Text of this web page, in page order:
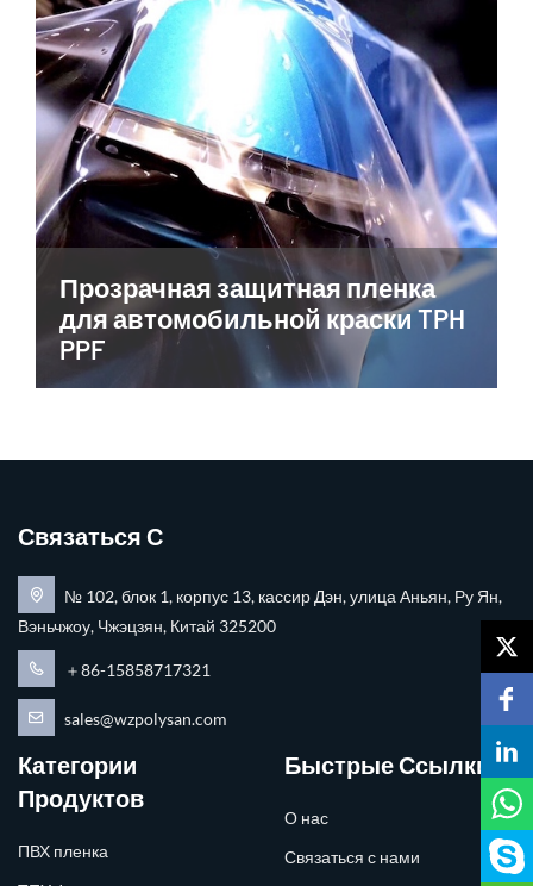
Прозрачная защитная пленка
для автомобильной краски TPH
PPF
Связаться С
№ 102, блок 1, корпус 13, кассир Дэн, улица Аньян, Ру Ян,
Вэньчжоу, Чжэцзян, Китай 325200
＋86-15858717321
sales@wzpolysan.com
Категории
Продуктов
ПВХ пленка
Быстрые Ссылки
О нас
Связаться с нами